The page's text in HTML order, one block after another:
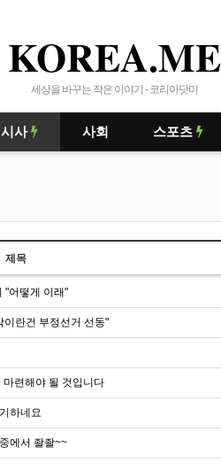
KOREA.ME
세상을 바꾸는 작은 이야기 - 코리아닷미
시사 사회 스포츠
제목
"어떻게 이래"
이란건 부정선거 선동"
련해야 될 것입니다
하네요
에서 좔좔~~